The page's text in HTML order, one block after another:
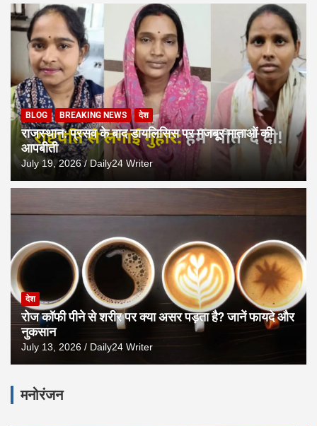
BLOG BREAKING NEWS देश
राजस्थान: प्रसव के बाद डायलिसिस पर मजबूर माताओं की
आपबीती
July 19, 2026 Daily24 Writer
देश
रोज कॉफी पीने से शरीर पर क्या असर पड़ता है? जानें फायदे और
नुकसान
July 13, 2026 Daily24 Writer
मनोरंजन